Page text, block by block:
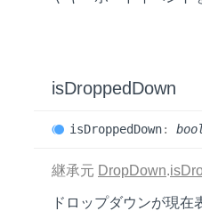
isDroppedDown
isDroppedDown:
継承元 DropDown.
ドロップダウンが現在